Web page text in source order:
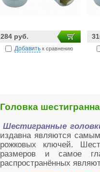
284 руб.
Добавить к сравнению
Головка
Шестигранные
издавна являются
рожковых ключей.
размеров и самое
распространённых